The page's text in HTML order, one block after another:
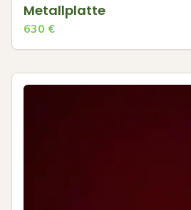
Metallplatte
630 €